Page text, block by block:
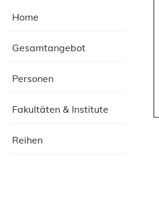
Home
Gesamtangebot
Personen
Fakultäten & Institute
Reihen